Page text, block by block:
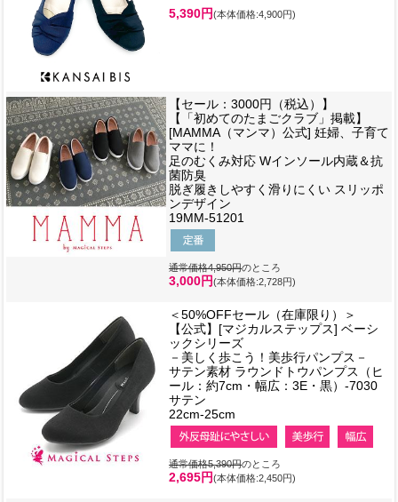
5,390円(本体価格:4,900円)
【セール：3000円（税込）】
【「初めてのたまごクラブ」掲載】
[MAMMA（マンマ）公式] 妊婦、子育て
ママに！
足のむくみ対応 Wインソール内蔵＆抗
菌防臭
脱ぎ履きしやすく滑りにくい スリッポ
ンデザイン
19MM-51201
通常価格4,950円のところ
3,000円(本体価格:2,728円)
＜50%OFFセール（在庫限り）＞
【公式】[マジカルステップス] ベーシ
ックシリーズ
－美しく歩こう！美歩行パンプス－
サテン素材 ラウンドトウパンプス（ヒ
ール：約7cm・幅広：3E・黒）-7030
サテン
22cm-25cm
通常価格5,390円のところ
2,695円(本体価格:2,450円)